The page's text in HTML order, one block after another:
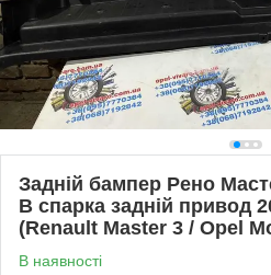
Задній бампер Рено
B спарка задній привод
(Renault Master 3 / Opel
В наявності